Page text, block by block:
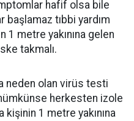
hafif olsa bile
tıbbi yardım
1 metre yakınına gelen
takmalı.
neden olan virüs testi
herkesten izole
1 metre yakınına